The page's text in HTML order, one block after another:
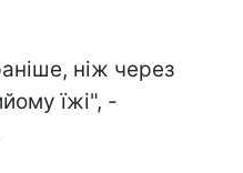
ніж через
їжі", -